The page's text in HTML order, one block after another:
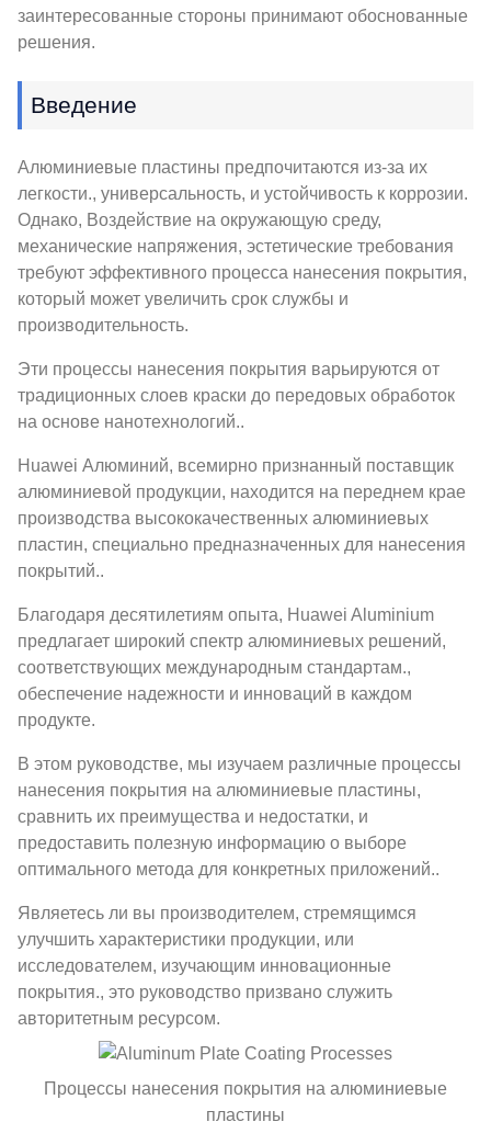
заинтересованные стороны принимают обоснованные
решения.
Введение
Алюминиевые пластины предпочитаются из-за их
легкости., универсальность, и устойчивость к коррозии.
Однако, Воздействие на окружающую среду,
механические напряжения, эстетические требования
требуют эффективного процесса нанесения покрытия,
который может увеличить срок службы и
производительность.
Эти процессы нанесения покрытия варьируются от
традиционных слоев краски до передовых обработок
на основе нанотехнологий..
Huawei Алюминий, всемирно признанный поставщик
алюминиевой продукции, находится на переднем крае
производства высококачественных алюминиевых
пластин, специально предназначенных для нанесения
покрытий..
Благодаря десятилетиям опыта, Huawei Aluminium
предлагает широкий спектр алюминиевых решений,
соответствующих международным стандартам.,
обеспечение надежности и инноваций в каждом
продукте.
В этом руководстве, мы изучаем различные процессы
нанесения покрытия на алюминиевые пластины,
сравнить их преимущества и недостатки, и
предоставить полезную информацию о выборе
оптимального метода для конкретных приложений..
Являетесь ли вы производителем, стремящимся
улучшить характеристики продукции, или
исследователем, изучающим инновационные
покрытия., это руководство призвано служить
авторитетным ресурсом.
Процессы нанесения покрытия на алюминиевые
пластины